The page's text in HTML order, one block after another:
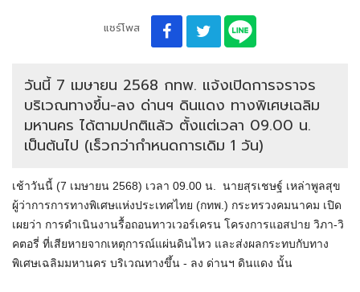
แชร์โพส
วันนี้ 7 เมษายน 2568 กทพ. แจ้งเปิดการจราจร
บริเวณทางขึ้น-ลง ด่านฯ ดินแดง ทางพิเศษเฉลิม
มหานคร ได้ตามปกติแล้ว ตั้งแต่เวลา 09.00 น.
เป็นต้นไป (เร็วกว่ากำหนดการเดิม 1 วัน)
เช้าวันนี้ (7 เมษายน 2568) เวลา 09.00 น. นายสุรเชษฐ์ เหล่าพูลสุข
ผู้ว่าการการทางพิเศษแห่งประเทศไทย (กทพ.) กระทรวงคมนาคม เปิด
เผยว่า การดำเนินงานรื้อถอนทาวเวอร์เครน โครงการแอสปาย วิภา-วิ
คตอรี่ ที่เสียหายจากเหตุการณ์แผ่นดินไหว และส่งผลกระทบกับทาง
พิเศษเฉลิมมหานคร บริเวณทางขึ้น - ลง ด่านฯ ดินแดง นั้น